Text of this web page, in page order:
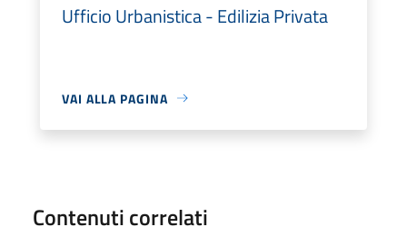
Ufficio Urbanistica - Edilizia Privata
VAI ALLA PAGINA
Contenuti correlati